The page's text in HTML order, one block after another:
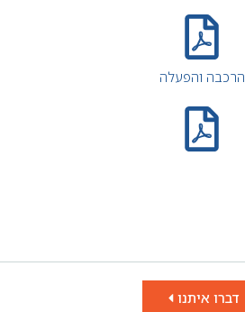
הרכבה והפעלה
דברו איתנו